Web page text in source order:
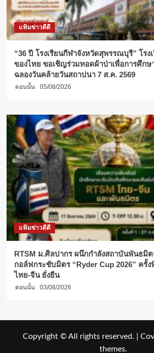
แฟ้มข่าวดีดี
“36 ปี โรงเรียนกีฬาจังหวัดสุพรรณบุรี” โรง
ของไทย ขอเชิญร่วมทอดผ้าป่าเพื่อการศึกษ
ฉลองวันคล้ายวันสถาปนา 7 ส.ค. 2569
ตอนนั้น 05/08/2026
แฟ้มข่าวดีดี
RTSM ม.ศิลปากร ผนึกกำลังสถาบันพันธมิ
กอล์ฟกระชับมิตร “Ryder Cup 2026” ครั้
ไทย-จีน ยั่งยืน
ตอนนั้น 03/08/2026
Copyright © All rights reserved.
themes.